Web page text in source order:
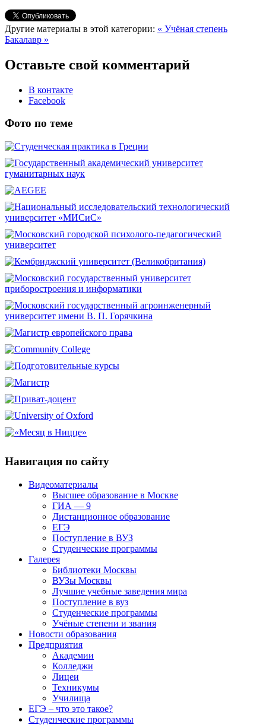
Другие материалы в этой категории: « Учёная степень
Бакалавр »
Оставьте свой комментарий
В контакте
Facebook
Фото по теме
Навигация по сайту
Видеоматериалы
Высшее образование в Москве
ГИА — 9
Дистанционное образование
ЕГЭ
Поступление в ВУЗ
Студенческие программы
Галерея
Библиотеки Москвы
ВУЗы Москвы
Лучшие учебные заведения мира
Поступление в вуз
Студенческие программы
Учёные степени и звания
Новости образования
Предприятия
Академии
Колледжи
Лицеи
Техникумы
Училища
ЕГЭ – что это такое?
Студенческие программы